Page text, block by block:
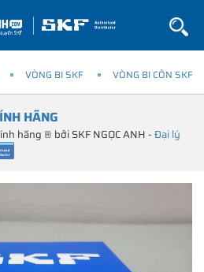
VÒNG BI SKF VÒNG BI CÔN SKF
HÃNG
hãng ® bởi SKF NGỌC ANH -Đại lý